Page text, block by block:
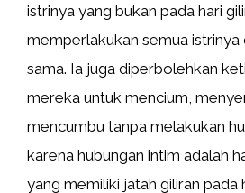
istrinya yang bukan pada hari
memperlakukan semua istrinya
sama. Ia juga diperbolehkan
mereka untuk mencium,
mencumbu tanpa melakukan
karena hubungan intim adalah
yang memiliki jatah giliran pada